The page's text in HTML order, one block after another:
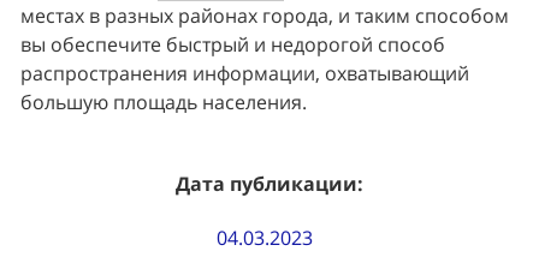
местах в разных районах города, и таким способом
вы обеспечите быстрый и недорогой способ
распространения информации, охватывающий
большую площадь населения.
Дата публикации:
04.03.2023